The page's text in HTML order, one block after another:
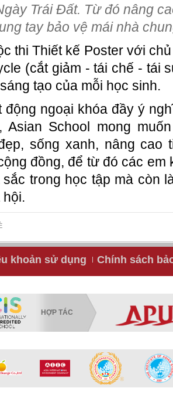
Trái Đất. Từ đó nâng
tay bảo vệ mái nhà
thi Thiết kế Poster với chủ
(cắt giảm - tái chế - tái
tạo của mỗi học sinh.
động ngoại khóa đầy ý
Asian School mong
sống xanh, nâng cao
đồng, để từ đó các
trong học tập mà còn
khoản sử dụng Chính sách
HỢP TÁC